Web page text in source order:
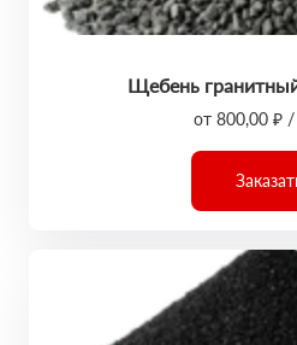
Щебень
от 800,00 ₽ /